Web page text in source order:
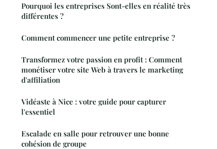
Pourquoi les entreprises Sont-elles en réalité très
différentes ?
Comment commencer une petite entreprise ?
Transformez votre passion en profit : Comment
monétiser votre site Web à travers le marketing
d'affiliation
Vidéaste à Nice : votre guide pour capturer
l'essentiel
Escalade en salle pour retrouver une bonne
cohésion de groupe